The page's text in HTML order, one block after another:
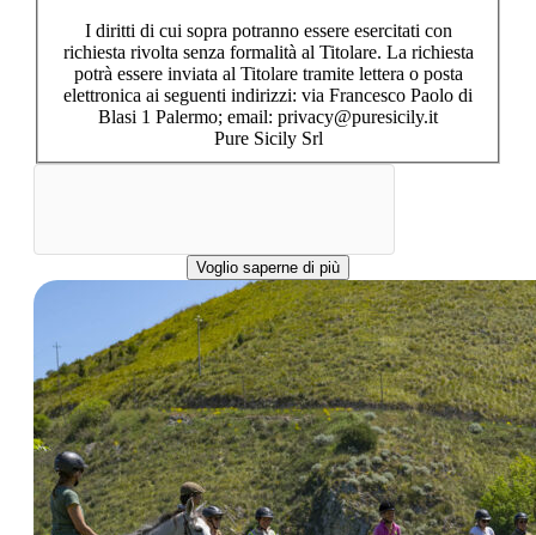
I diritti di cui sopra potranno essere esercitati con
richiesta rivolta senza formalità al Titolare. La richiesta
potrà essere inviata al Titolare tramite lettera o posta
elettronica ai seguenti indirizzi: via Francesco Paolo di
Blasi 1 Palermo; email: privacy@puresicily.it
Pure Sicily Srl
Voglio saperne di più